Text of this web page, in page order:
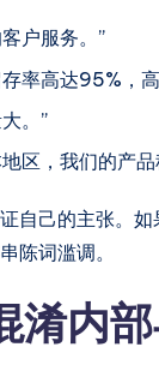
户服务。”
存率高达95%，
。”
地区，我们的产
自己的主张。
陈词滥调。
淆内